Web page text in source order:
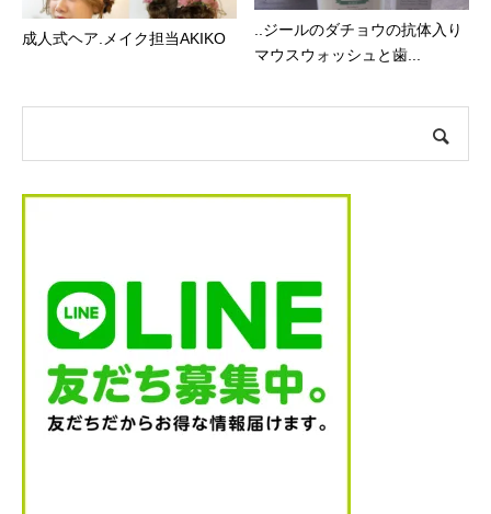
成人式ヘア.メイク担当AKIKO
..ジールのダチョウの抗体入り
マウスウォッシュと歯...